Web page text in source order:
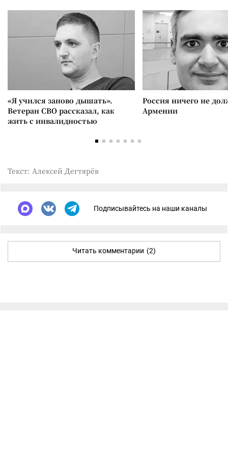
«Я учился заново дышать».
Ветеран СВО рассказал, как
жить с инвалидностью
Россия ничего не
Армении
Текст: Алексей Дегтярёв
Подписывайтесь на наши каналы
Читать комментарии (2)